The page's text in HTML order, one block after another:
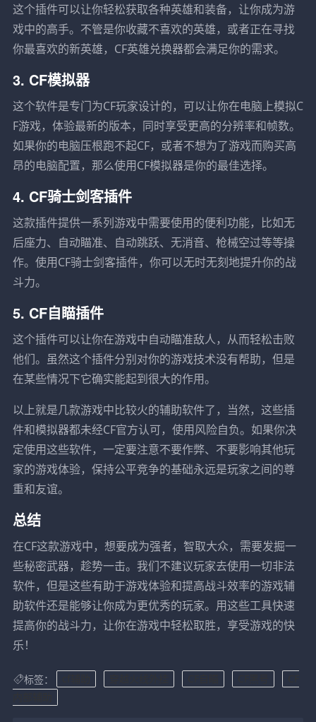
这个插件可以让你轻松获取各种英雄和装备，让你成为游
戏中的高手。不管是你收藏不喜欢的英雄，或者正在寻找
你最喜欢的新英雄，CF英雄兑换器都会满足你的需求。
3. CF模拟器
这个软件是专门为CF玩家设计的，可以让你在电脑上模拟C
F游戏，体验最新的版本，同时享受更高的分辨率和帧数。
如果你的电脑压根跑不起CF，或者不想为了游戏而购买高
昂的电脑配置，那么使用CF模拟器是你的最佳选择。
4. CF骑士剑客插件
这款插件提供一系列游戏中需要使用的便利功能，比如无
后座力、自动瞄准、自动跳跃、无消音、枪械空过等等操
作。使用CF骑士剑客插件，你可以无时无刻地提升你的战
斗力。
5. CF自瞄插件
这个插件可以让你在游戏中自动瞄准敌人，从而轻松击败
他们。虽然这个插件分别对你的游戏技术没有帮助，但是
在某些情况下它确实能起到很大的作用。
以上就是几款游戏中比较火的辅助软件了，当然，这些插
件和模拟器都未经CF官方认可，使用风险自负。如果你决
定使用这些软件，一定要注意不要作弊、不要影响其他玩
家的游戏体验，保持公平竞争的基础永远是玩家之间的尊
重和友谊。
总结
在CF这款游戏中，想要成为强者，智取大众，需要发掘一
些秘密武器，趁势一击。我们不建议玩家去使用一切非法
软件，但是这些有助于游戏体验和提高战斗效率的游戏辅
助软件还是能够让你成为更优秀的玩家。用这些工具快速
提高你的战斗力，让你在游戏中轻松取胜，享受游戏的快
乐！
标签：